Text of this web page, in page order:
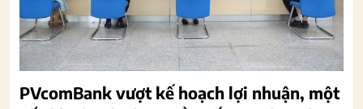
PVcomBank vượt kế hoạch lợi nhuận, một